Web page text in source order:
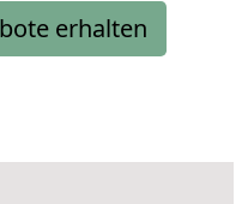
erhalten